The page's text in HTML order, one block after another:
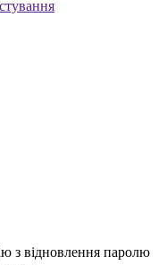
з відновлення паролю